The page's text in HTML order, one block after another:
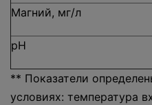
Магний, мг/л
pH
** Показатели
условиях: температура